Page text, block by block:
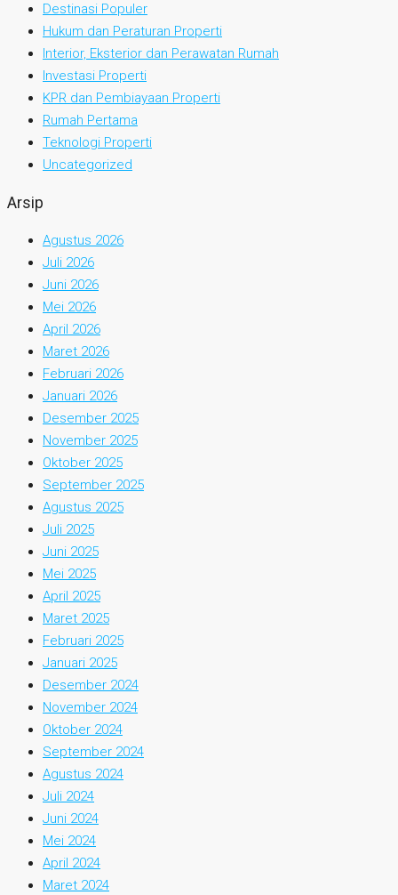
Destinasi Populer
Hukum dan Peraturan Properti
Interior, Eksterior dan Perawatan Rumah
Investasi Properti
KPR dan Pembiayaan Properti
Rumah Pertama
Teknologi Properti
Uncategorized
Arsip
Agustus 2026
Juli 2026
Juni 2026
Mei 2026
April 2026
Maret 2026
Februari 2026
Januari 2026
Desember 2025
November 2025
Oktober 2025
September 2025
Agustus 2025
Juli 2025
Juni 2025
Mei 2025
April 2025
Maret 2025
Februari 2025
Januari 2025
Desember 2024
November 2024
Oktober 2024
September 2024
Agustus 2024
Juli 2024
Juni 2024
Mei 2024
April 2024
Maret 2024